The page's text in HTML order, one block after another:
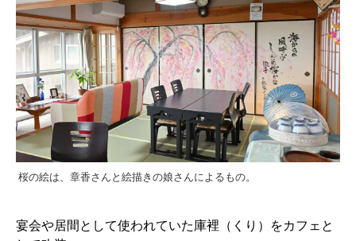
桜の絵は、章香さんと絵描きの娘さんによるもの。
宴会や居間として使われていた庫裡（くり）をカフェと